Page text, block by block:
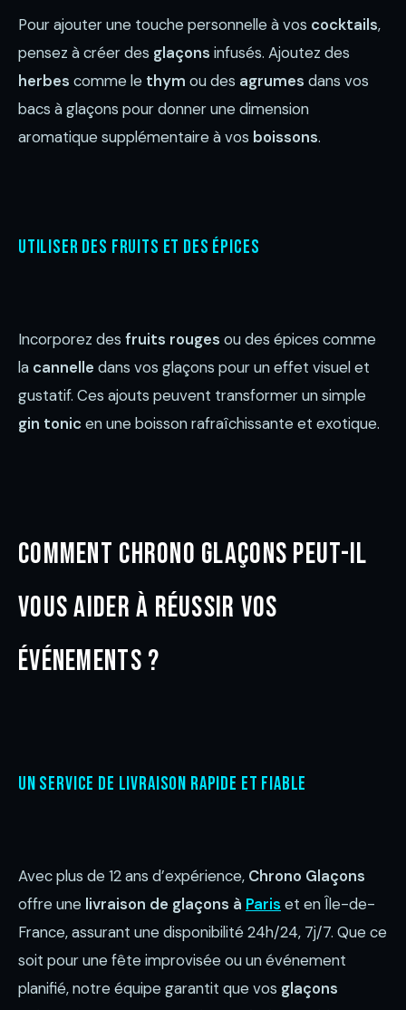
Pour ajouter une touche personnelle à vos cocktails,
pensez à créer des glaçons infusés. Ajoutez des
herbes comme le thym ou des agrumes dans vos
bacs à glaçons pour donner une dimension
aromatique supplémentaire à vos boissons.
Utiliser des fruits et des épices
Incorporez des fruits rouges ou des épices comme
la cannelle dans vos glaçons pour un effet visuel et
gustatif. Ces ajouts peuvent transformer un simple
gin tonic en une boisson rafraîchissante et exotique.
Comment Chrono Glaçons peut-il
vous aider à réussir vos
événements ?
Un service de livraison rapide et fiable
Avec plus de 12 ans d’expérience, Chrono Glaçons
offre une livraison de glaçons à Paris et en Île-de-
France, assurant une disponibilité 24h/24, 7j/7. Que ce
soit pour une fête improvisée ou un événement
planifié, notre équipe garantit que vos glaçons